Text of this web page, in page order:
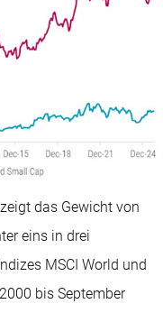
das Gewicht von
eins in drei
MSCI World und
bis September